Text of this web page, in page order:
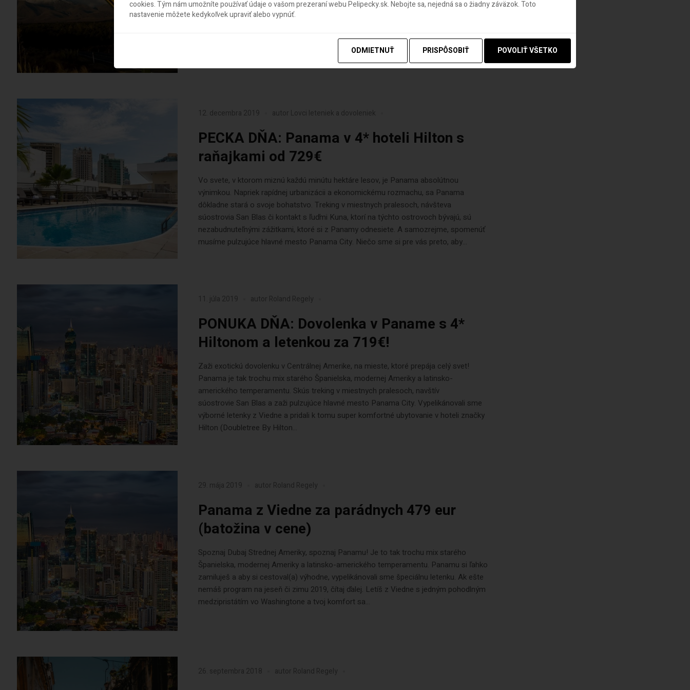
spôsob ako sa dostať domov? Dobrou správou je, že okrem repatriačných letov ČR a
Slovenska môžu slovenskí občania letieť domov aj cez Frankfurt. Odtiaľ sa musia
12. decembra 2019 autor Lovci leteniek a dovoleniek
PECKA DŇA: Panama v 4* hoteli Hilton s
raňajkami od 729€
Vo svete, v ktorom miznú každú minútu hektáre lesov, je Panama absolútnou
výnimkou. Napriek rapídnej urbanizácii a ekonomickému rozmachu, sa Panama
dôkladne stará o svoje bohatstvo. Treking v miestnych pralesoch, návšteva
súostrovia San Blas či kontakt s ľuďmi Kuna, ktorí na týchto ostrovoch bývajú, sú
nezabudnuteľnými zážitkami, ktoré si z Panamy odnesiete. A samozrejme, spomenúť
musíme pulzujúce hlavné mesto Panama City. Niečo sme si pre vás preto, aby...
11. júla 2019 autor Roland Regely
PONUKA DŇA: Dovolenka v Paname s 4*
Hiltonom a letenkou za 719€!
Zaži exotickú dovolenku v Centrálnej Amerike, na mieste, ktoré prepája celý svet!
Panama je tak trochu mix starého Španielska, modernej Ameriky a latinsko-
amerického temperamentu. Skús treking v miestnych pralesoch, navštív
súostrovie San Blas a zaži pulzujúce hlavné mesto Panama City. Vypelikánovali sme
výborné letenky z Viedne a pridali k tomu super komfortné ubytovanie v hoteli značky
Hilton (Doubletree By Hilton...
29. mája 2019 autor Roland Regely
Panama z Viedne za parádnych 479 eur
(batožina v cene)
Spoznaj Dubaj Strednej Ameriky, spoznaj Panamu! Je to tak trochu mix starého
Španielska, modernej Ameriky a latinsko-amerického temperamentu. Panamu si ľahko
zamiluješ a aby si cestoval(a) výhodne, vypelikánovali sme špeciálnu letenku. Ak ešte
nemáš program na jeseň či zimu 2019, čítaj ďalej. Letíš z Viedne s jedným pohodlným
medzipristátím vo Washingtone a tvoj komfort sa...
26. septembra 2018 autor Roland Regely
cookies. Tým nám umožníte používať údaje o vašom prezeraní webu Pelipecky.sk. Nebojte sa, nejedná sa o žiadny záväzok. Toto
nastavenie môžete kedykoľvek upraviť alebo vypnúť.
ODMIETNUŤ PRISPÔSOBIŤ POVOLIŤ VŠETKO